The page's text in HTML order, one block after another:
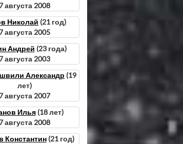
августа 2008
Николай (21 год)
августа 2005
Андрей (23 года)
августа 2003
Александр (19
лет)
августа 2007
Илья(18 лет)
августа 2008
Константин(21 год)